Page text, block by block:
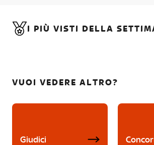
I PIÙ VISTI DELLA
VUOI VEDERE ALTRO?
Giudici